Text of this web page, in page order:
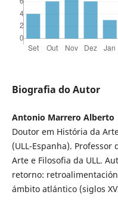
Biografia do Autor
Antonio Marrero Alberto
Doutor em História da
(ULL-Espanha).
Arte e Filosofia da ULL.
retorno:
ámbito atlántico (siglos